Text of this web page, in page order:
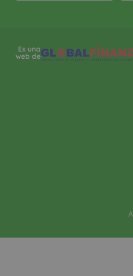
Es una
web de